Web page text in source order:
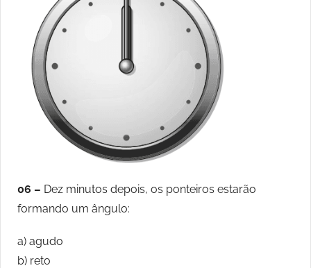
06 – Dez minutos depois, os ponteiros estarão
formando um ângulo:
a) agudo
b) reto